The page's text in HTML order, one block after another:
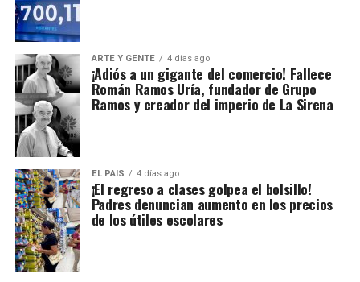
ARTE Y GENTE 4 días ago
¡Adiós a un gigante del comercio! Fallece
Román Ramos Uría, fundador de Grupo
Ramos y creador del imperio de La Sirena
EL PAIS 4 días ago
¡El regreso a clases golpea el bolsillo!
Padres denuncian aumento en los precios
de los útiles escolares